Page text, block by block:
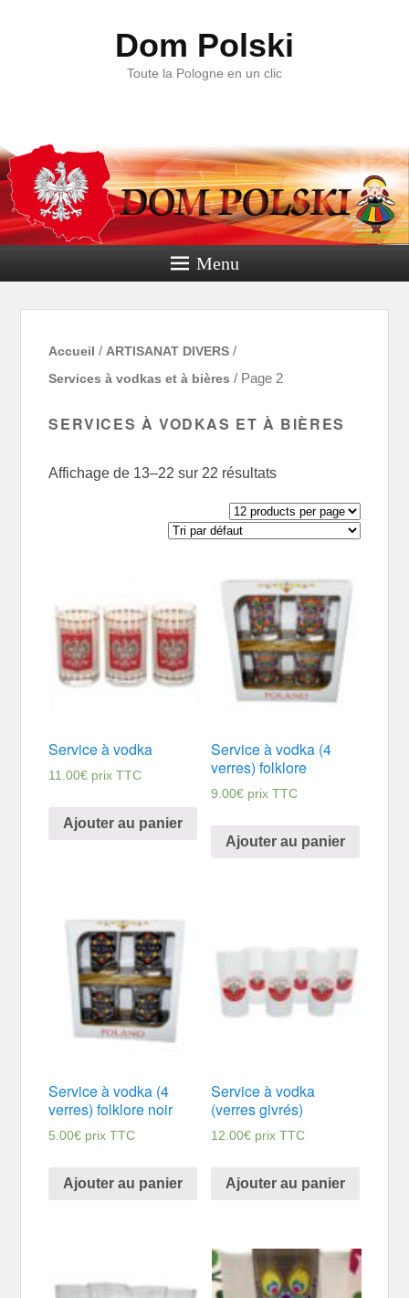
Dom Polski
Toute la Pologne en un clic
Menu
Accueil / ARTISANAT DIVERS /
Services à vodkas et à bières / Page 2
SERVICES À VODKAS ET À BIÈRES
Affichage de 13–22 sur 22 résultats
Service à vodka
11.00€ prix TTC
Ajouter au panier
Service à vodka (4
verres) folklore
9.00€ prix TTC
Ajouter au panier
Service à vodka (4
verres) folklore noir
5.00€ prix TTC
Ajouter au panier
Service à vodka
(verres givrés)
12.00€ prix TTC
Ajouter au panier